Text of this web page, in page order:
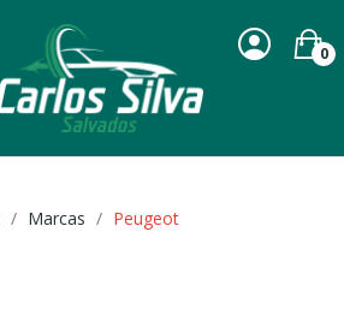
0
Marcas Peugeot